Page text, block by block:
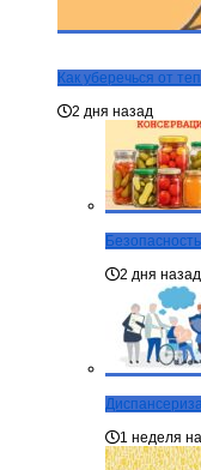
Как уберечься от
2 дня назад
2 дня назад
1 неделя